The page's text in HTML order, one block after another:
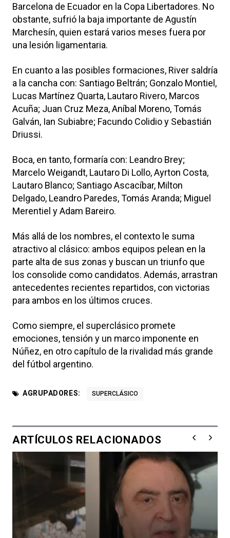
Barcelona de Ecuador en la Copa Libertadores. No
obstante, sufrió la baja importante de Agustín
Marchesín, quien estará varios meses fuera por
una lesión ligamentaria.
En cuanto a las posibles formaciones, River saldría
a la cancha con: Santiago Beltrán; Gonzalo Montiel ,
Lucas Martínez Quarta, Lautaro Rivero, Marcos
Acuña; Juan Cruz Meza, Aníbal Moreno, Tomás
Galván, Ian Subiabre; Facundo Colidio y Sebastián
Driussi.
Boca, en tanto, formaría con: Leandro Brey;
Marcelo Weigandt, Lautaro Di Lollo, Ayrton Costa,
Lautaro Blanco; Santiago Ascacíbar, Milton
Delgado, Leandro Paredes, Tomás Aranda; Miguel
Merentiel y Adam Bareiro.
Más allá de los nombres, el contexto le suma
atractivo al clásico: ambos equipos pelean en la
parte alta de sus zonas y buscan un triunfo que
los consolide como candidatos. Además, arrastran
antecedentes recientes repartidos, con victorias
para ambos en los últimos cruces.
Como siempre, el superclásico promete
emociones, tensión y un marco imponente en
Núñez, en otro capítulo de la rivalidad más grande
del fútbol argentino.
AGRUPADORES: SUPERCLÁSICO
ARTÍCULOS RELACIONADOS